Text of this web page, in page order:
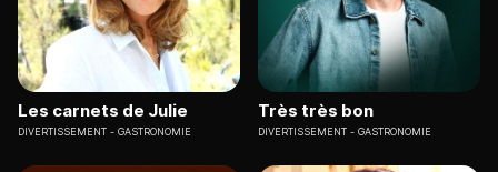
Les carnets de Julie
DIVERTISSEMENT GASTRONOMIE
Très très bon
DIVERTISSEMENT GASTRONOMIE